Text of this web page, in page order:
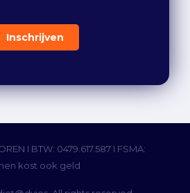
I BTW: 0479.617.587 I FSMA:
kost ook geld